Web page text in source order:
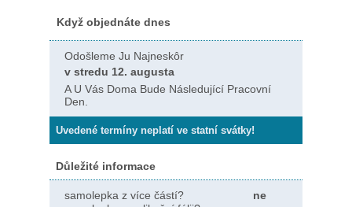
Když objednáte dnes
Odošleme Ju Najneskôr
v stredu 12. augusta
A U Vás Doma Bude Následující Pracovní
Den.
Uvedené termíny neplatí ve statní svátky!
Důležité informace
samolepka z více částí?
ne